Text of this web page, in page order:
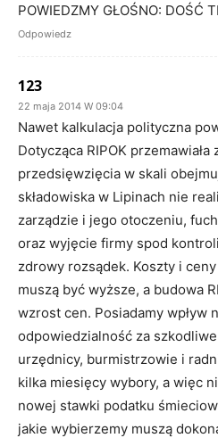
POWIEDZMY GŁOŚNO: DOŚĆ
Odpowiedz
123
22 maja 2014 W 09:04
Nawet kalkulacja polityczna
Dotycząca RIPOK przemawiała
przedsięwzięcia w skali
składowiska w Lipinach nie
zarządzie i jego otoczeniu,
oraz wyjęcie firmy spod
zdrowy rozsądek. Koszty i
muszą być wyższe, a budowa
wzrost cen. Posiadamy wpływ
odpowiedzialność za
urzędnicy, burmistrzowie i
kilka miesięcy wybory, a więc
nowej stawki podatku
jakie wybierzemy muszą